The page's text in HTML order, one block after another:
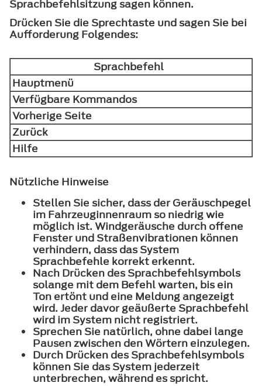
Sprachbefehlsitzung sagen können.
Drücken Sie die Sprechtaste und sagen Sie bei
Aufforderung Folgendes:
Sprachbefehl
Hauptmenü
Verfügbare Kommandos
Vorherige Seite
Zurück
Hilfe
Nützliche Hinweise
Stellen Sie sicher, dass der Geräuschpegel
im Fahrzeuginnenraum so niedrig wie
möglich ist. Windgeräusche durch offene
Fenster und Straßenvibrationen können
verhindern, dass das System
Sprachbefehle korrekt erkennt.
Nach Drücken des Sprachbefehlsymbols
solange mit dem Befehl warten, bis ein
Ton ertönt und eine Meldung angezeigt
wird. Jeder davor geäußerte Sprachbefehl
wird im System nicht registriert.
Sprechen Sie natürlich, ohne dabei lange
Pausen zwischen den Wörtern einzulegen.
Durch Drücken des Sprachbefehlsymbols
können Sie das System jederzeit
unterbrechen, während es spricht.